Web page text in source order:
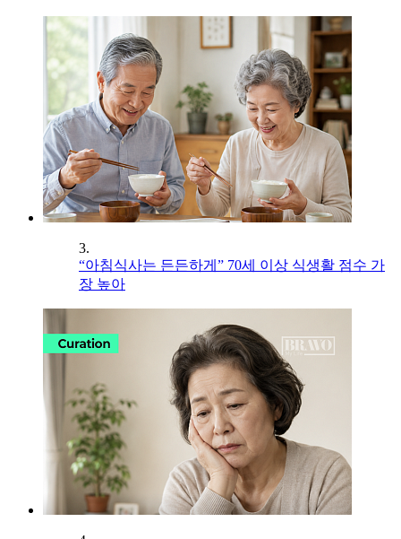
3.
“아침식사는 든든하게” 70세 이상 식생활 점수 가
장 높아